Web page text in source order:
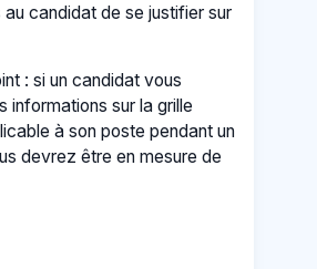
candidat de se justifier sur
: si un candidat vous
informations sur la grille
à son poste pendant un
devrez être en mesure de